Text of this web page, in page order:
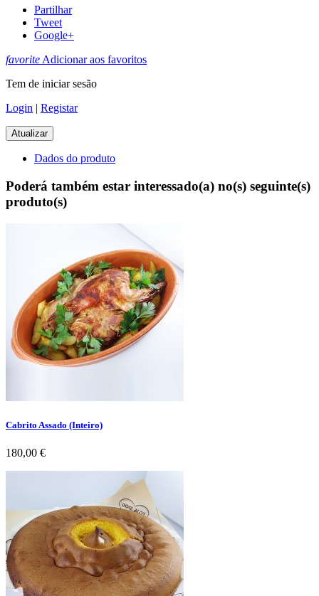
Partilhar
Tweet
Google+
favoriteAdicionar aos favoritos
Tem de iniciar sesão
Login | Registar
Dados do produto
Poderá também estar interessado(a) no(s) seguinte(s)
produto(s)
Cabrito Assado (Inteiro)
Preço
180,00 €